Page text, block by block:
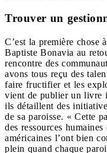
Trouver un
C’est la première chose
Baptiste Bonavia au
rencontre des
avons tous reçu des
faire fructifier et les
vient de publier un livre
ils détaillent des
de sa paroisse. « Cette
des ressources
américaines l’ont bien
plein quand chaque